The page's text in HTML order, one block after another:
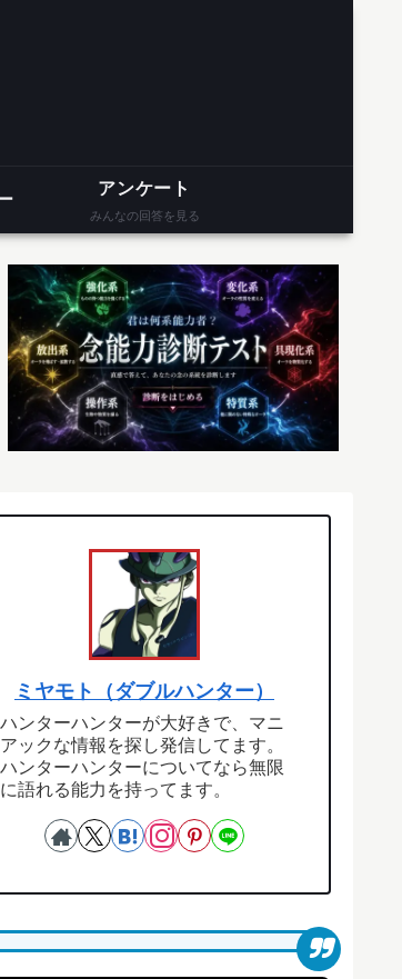
アンケート
みんなの回答を見る
ミヤモト（ダブルハンター）
ハンターハンターが大好きで、マニ
アックな情報を探し発信してます。
ハンターハンターについてなら無限
に語れる能力を持ってます。